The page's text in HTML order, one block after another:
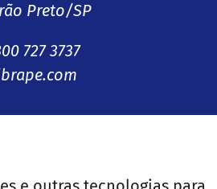
Preto/SP
727 3737